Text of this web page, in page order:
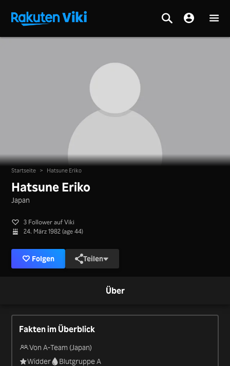
Startseite > Hatsune Eriko
Hatsune Eriko
Japan
3 Follower auf Viki
24. März 1982 (age 44)
Folgen Teilen
Über
Fakten im Überblick
Von A-Team (Japan)
Widder
Blutgruppe A